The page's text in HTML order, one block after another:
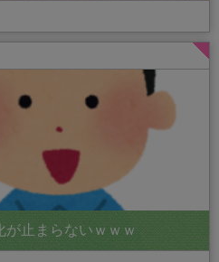
が止まらないｗｗｗ